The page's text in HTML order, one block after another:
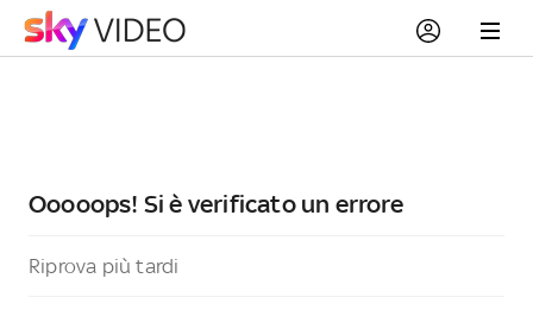
Ooooops! Si è verificato un errore
Riprova più tardi